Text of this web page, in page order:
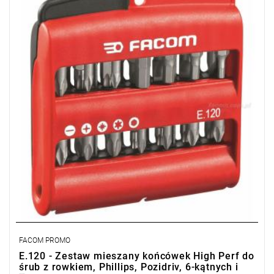
FACOM PROMO
E.120 - Zestaw mieszany końcówek High Perf do
śrub z rowkiem, Phillips, Pozidriv, 6-kątnych i